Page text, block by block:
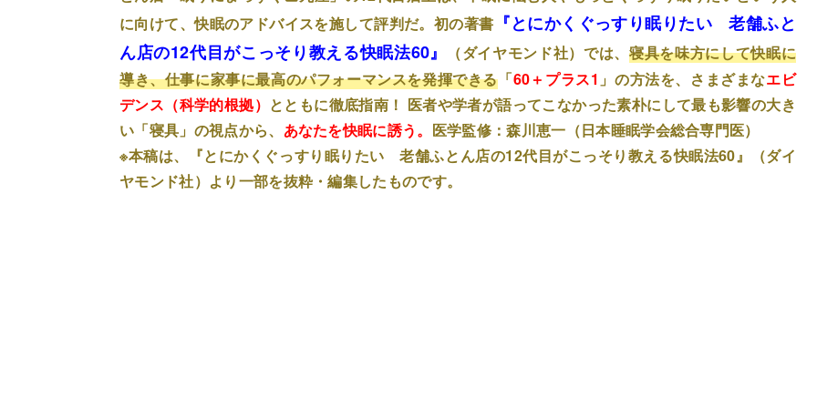
に向けて、快眠のアドバイスを施して評判だ。初の著書 『とにかくぐっすり眠りたい 老舗ふと
ん店の12代目がこっそり教える快眠法60』
（ダイヤモンド社）では、寝具を味方にして快眠に
導き、仕事に家事に最高のパフォーマンスを発揮できる「60＋プラス1 」の方法を、さまざまなエビ
デンス（科学的根拠） とともに徹底指南！ 医者や学者が語ってこなかった素朴にして最も影響の大き
い「寝具」の視点から、 あなたを快眠に誘う。 医学監修：森川恵一（日本睡眠学会総合専門医）
※本稿は、『とにかくぐっすり眠りたい 老舗ふとん店の12代目がこっそり教える快眠法60』（ダイ
ヤモンド社）より一部を抜粋・編集したものです。